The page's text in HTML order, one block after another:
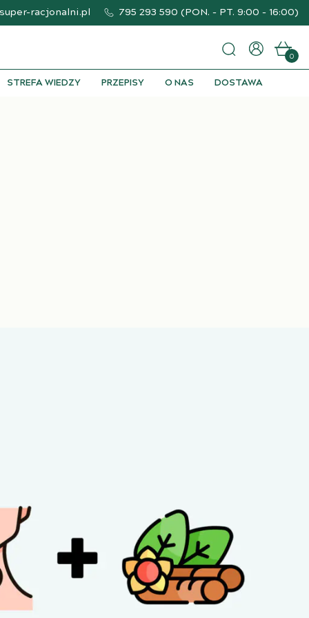
racjonalni.pl 795 293 590 (PON. - PT. 9:00 - 16:00)
0
STREFA WIEDZY PRZEPISY O NAS DOSTAWA